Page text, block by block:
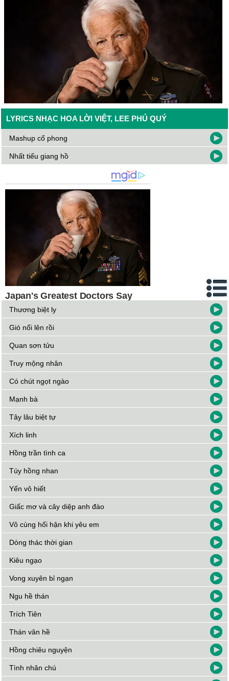
LYRICS NHẠC HOA LỜI VIỆT, LEE PHÚ QUÝ
Mashup cổ phong
Nhất tiếu giang hồ
Thương biệt ly
Gió nổi lên rồi
Quan sơn tửu
Truy mộng nhân
Có chút ngọt ngào
Mạnh bà
Tây lâu biệt tự
Xích linh
Hồng trần tình ca
Túy hồng nhan
Yến vô hiết
Giấc mơ và cây diệp anh đào
Vô cùng hối hận khi yêu em
Dòng thác thời gian
Kiêu ngạo
Vong xuyên bỉ ngạn
Ngu hề thán
Trích Tiên
Thán vân hề
Hồng chiêu nguyện
Tình nhân chú